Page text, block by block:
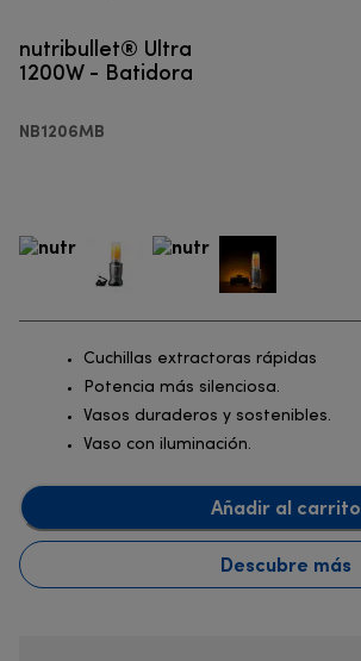
nutribullet® Ultra
1200W - Batidora
NB1206MB
Cuchillas extractoras rápidas
Potencia más silenciosa.
Vasos duraderos y sostenibles.
Vaso con iluminación.
Añadir al carrito
Descubre más